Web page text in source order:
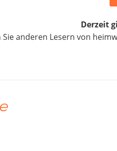
Derzeit
Sie anderen Lesern von